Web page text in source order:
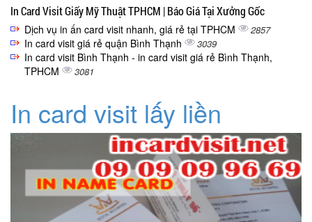
In Card Visit Giấy Mỹ Thuật TPHCM | Báo Giá Tại Xưởng Gốc
Dịch vụ in ấn card visit nhanh, giá rẻ tại TPHCM 2857
In card visit giá rẻ quận Bình Thạnh 3039
In card visit Bình Thạnh - in card visit giá rẻ Bình Thạnh,
TPHCM
3081
In card visit lấy liền